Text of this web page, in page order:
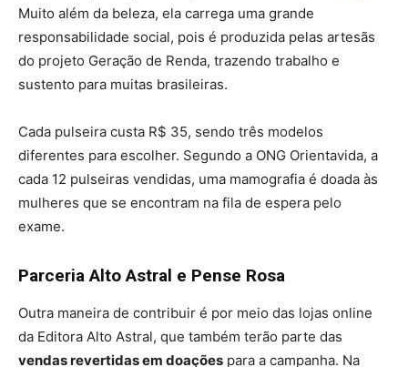
Muito além da beleza, ela carrega uma grande
responsabilidade social, pois é produzida pelas artesãs
do projeto Geração de Renda, trazendo trabalho e
sustento para muitas brasileiras.
Cada pulseira custa R$ 35, sendo três modelos
diferentes para escolher. Segundo a ONG Orientavida, a
cada 12 pulseiras vendidas, uma mamografia é doada às
mulheres que se encontram na fila de espera pelo
exame.
Parceria Alto Astral e Pense Rosa
Outra maneira de contribuir é por meio das lojas online
da Editora Alto Astral, que também terão parte das
vendas revertidas em doações para a campanha. Na